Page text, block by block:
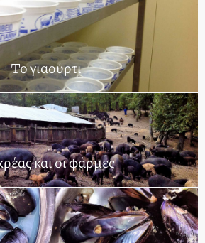
Το γιαούρτι
και οι φάρμες